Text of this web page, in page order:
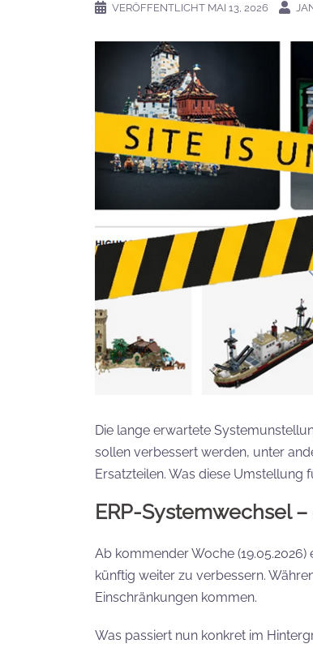
VERÖFFENTLICHT MAI 13, 2026
Die lange erwartete
sollen verbessert werden, unter
Ersatzteilen. Was diese
ERP-Systemwechsel
Ab kommender Woche
künftig weiter zu verbessern.
Einschränkungen kommen.
Was passiert nun konkret im